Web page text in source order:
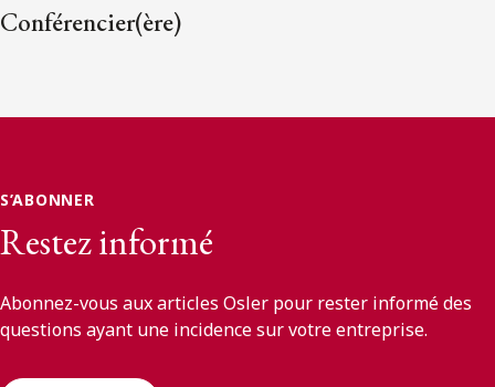
Conférencier(ère)
S’ABONNER
Restez informé
Abonnez-vous aux articles Osler pour rester informé des
questions ayant une incidence sur votre entreprise.